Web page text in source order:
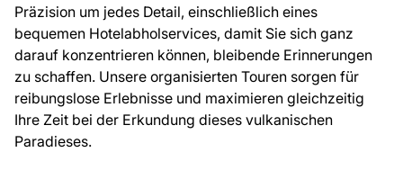
Präzision um jedes Detail, einschließlich eines
bequemen Hotelabholservices, damit Sie sich ganz
darauf konzentrieren können, bleibende Erinnerungen
zu schaffen. Unsere organisierten Touren sorgen für
reibungslose Erlebnisse und maximieren gleichzeitig
Ihre Zeit bei der Erkundung dieses vulkanischen
Paradieses.